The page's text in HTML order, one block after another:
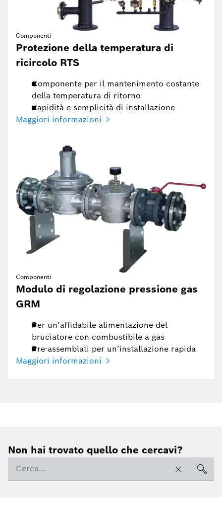
Componenti
Protezione della temperatura di
ricircolo RTS
Componente per il mantenimento costante
della temperatura di ritorno
Rapidità e semplicità di installazione
Maggiori informazioni
Componenti
Modulo di regolazione pressione gas
GRM
Per un’affidabile alimentazione del
bruciatore con combustibile a gas
Pre-assemblati per un’installazione rapida
Maggiori informazioni
Non hai trovato quello che cercavi?